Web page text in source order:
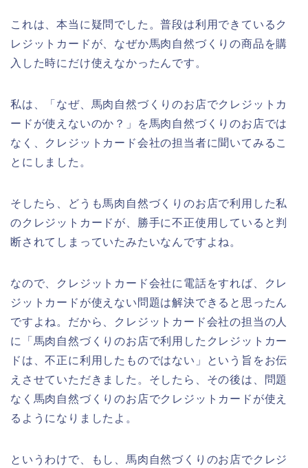
これは、本当に疑問でした。普段は利用できているク
レジットカードが、なぜか馬肉自然づくりの商品を購
入した時にだけ使えなかったんです。
私は、「なぜ、馬肉自然づくりのお店でクレジットカ
ードが使えないのか？」を馬肉自然づくりのお店では
なく、クレジットカード会社の担当者に聞いてみるこ
とにしました。
そしたら、どうも馬肉自然づくりのお店で利用した私
のクレジットカードが、勝手に不正使用していると判
断されてしまっていたみたいなんですよね。
なので、クレジットカード会社に電話をすれば、クレ
ジットカードが使えない問題は解決できると思ったん
ですよね。だから、クレジットカード会社の担当の人
に「馬肉自然づくりのお店で利用したクレジットカー
ドは、不正に利用したものではない」という旨をお伝
えさせていただきました。そしたら、その後は、問題
なく馬肉自然づくりのお店でクレジットカードが使え
るようになりましたよ。
というわけで、もし、馬肉自然づくりのお店でクレジ